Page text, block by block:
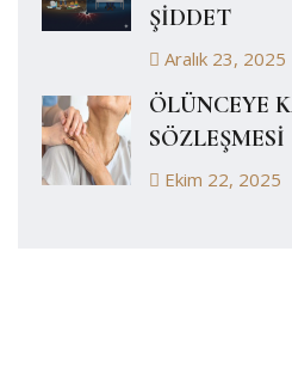
ŞİDDET
Aralık 23, 2025
ÖLÜNCEYE
SÖZLEŞMESİ
Ekim 22, 2025